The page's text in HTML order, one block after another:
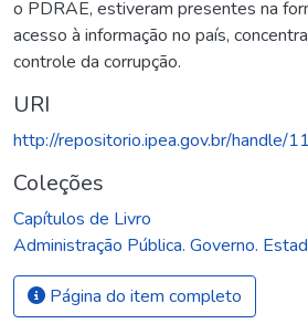
o PDRAE, estiveram presentes na
acesso à informação no país,
controle da corrupção.
URI
http://repositorio.ipea.gov.br/handle/
Coleções
Capítulos de Livro
Administração Pública. Governo.
Página do item completo